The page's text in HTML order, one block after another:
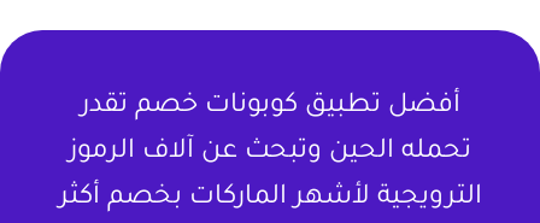
أفضل تطبيق كوبونات خصم تقدر
تحمله الحين وتبحث عن آلاف الرموز
الترويجية لأشهر الماركات بخصم أكثر